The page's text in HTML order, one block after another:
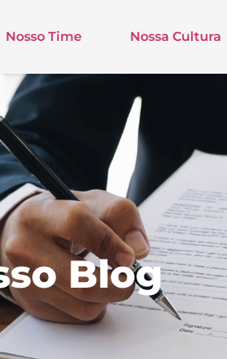
Nosso Time Nossa Cultura
Blog